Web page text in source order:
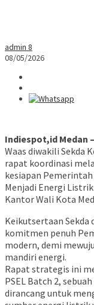
admin 8
08/05/2026
Indiespot,id Medan –
Waas diwakili Sekda
rapat koordinasi
kesiapan
Menjadi Energi
Kantor Wali Kota
Keikutsertaan Sekda
komitmen penuh
modern, demi
mandiri energi.
Rapat strategis ini
PSEL Batch 2,
dirancang untuk